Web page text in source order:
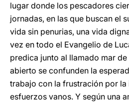
lugar donde los pescadores
jornadas, en las que buscan el
vida sin penurias, una vida
vez en todo el Evangelio de
predica junto al llamado mar de
abierto se confunden la
trabajo con la frustración por
esfuerzos vanos. Y según una